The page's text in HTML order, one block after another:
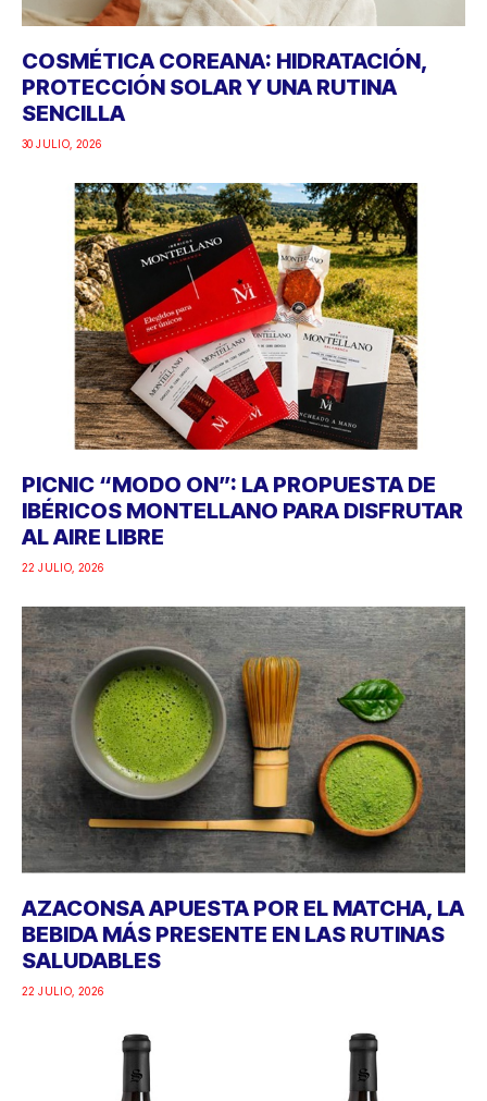
COSMÉTICA COREANA: HIDRATACIÓN,
PROTECCIÓN SOLAR Y UNA RUTINA
SENCILLA
30 JULIO, 2026
PICNIC “MODO ON”: LA PROPUESTA DE
IBÉRICOS MONTELLANO PARA DISFRUTAR
AL AIRE LIBRE
22 JULIO, 2026
AZACONSA APUESTA POR EL MATCHA, LA
BEBIDA MÁS PRESENTE EN LAS RUTINAS
SALUDABLES
22 JULIO, 2026